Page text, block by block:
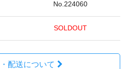
No.224060
SOLDOUT
配送について